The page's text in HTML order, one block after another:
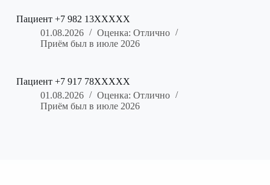
Пациент +7 982 13XXXXX
01.08.2026
Оценка: Отлично
Приём был в июле 2026
Пациент +7 917 78XXXXX
01.08.2026
Оценка: Отлично
Приём был в июле 2026